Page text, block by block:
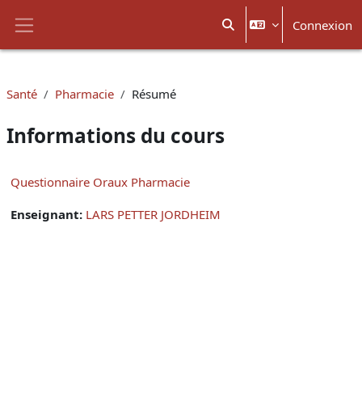
Activer/désactiver la
Connexion
Santé Pharmacie Résumé
Informations du cours
Questionnaire Oraux Pharmacie
Enseignant: LARS PETTER JORDHEIM